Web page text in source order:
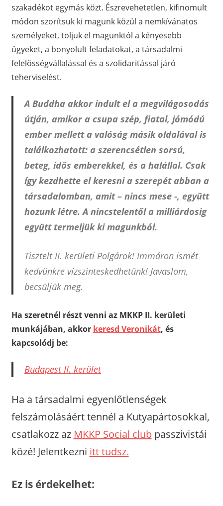
szakadékot egymás közt. Észrevehetetlen, kifinomult
módon szorítsuk ki magunk közül a nemkívánatos
személyeket, toljuk el magunktól a kényesebb
ügyeket, a bonyolult feladatokat, a társadalmi
felelősségvállalással és a szolidaritással járó
teherviselést.
A Buddha akkor indult el a megvilágosodás
útján, amikor a csupa szép, fiatal, jómódú
ember mellett a valóság másik oldalával is
találkozhatott: a szerencsétlen sorsú,
beteg, idős emberekkel, és a halállal. Csak
így kezdhette el keresni a szerepét abban a
társadalomban, amit – nincs mese -, együtt
hozunk létre. A nincstelentől a milliárdosig
együtt termeljük ki magunkból.
Tisztelt II. kerületi Polgárok! Immáron ismét
kedvünkre vízszinteskedhetünk! Javaslom,
becsüljük meg.
Ha szeretnél részt venni az MKKP II. kerületi
munkájában, akkor keresd Veronikát, és
kapcsolódj be:
Budapest II. kerület
Ha a társadalmi egyenlőtlenségek
felszámolásáért tennél a Kutyapártosokkal,
csatlakozz az MKKP Social club passzivistái
közé! Jelentkezni itt tudsz.
Ez is érdekelhet: